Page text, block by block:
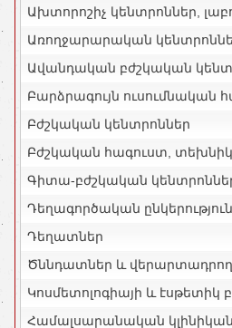
Ախտորոշիչ կենտրոններ,
Առողջարարական
Ավանդական բժշկական
Բարձրագույն ուսումնական
Բժշկական կենտրոններ
Բժշկական հագուստ,
Գիտա-բժշկական
Դեղագործական
Դեղատներ
Ծննդատներ և
Կոսմետոլոգիայի և էսթետիկ
Համալսարանական